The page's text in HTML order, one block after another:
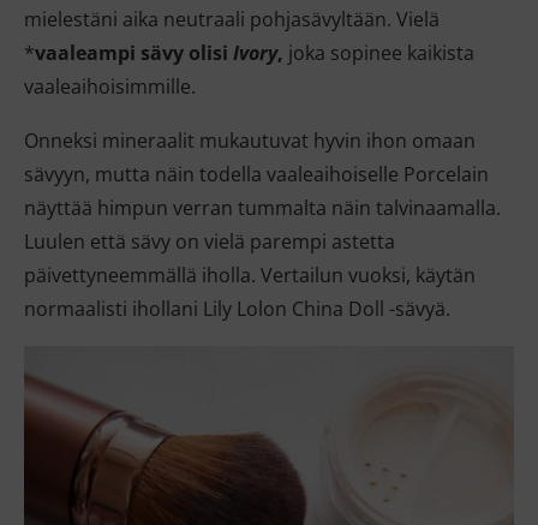
mielestäni aika neutraali pohjasävyltään. Vielä
*vaaleampi sävy olisi Ivory, joka sopinee kaikista
vaaleaihoisimmille.
Onneksi mineraalit mukautuvat hyvin ihon omaan
sävyyn, mutta näin todella vaaleaihoiselle Porcelain
näyttää himpun verran tummalta näin talvinaamalla.
Luulen että sävy on vielä parempi astetta
päivettyneemmällä iholla. Vertailun vuoksi, käytän
normaalisti ihollani Lily Lolon China Doll -sävyä.